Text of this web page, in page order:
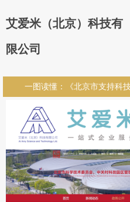
艾爱米（北京）科技有
限公司
一图读懂：《北京市支持科